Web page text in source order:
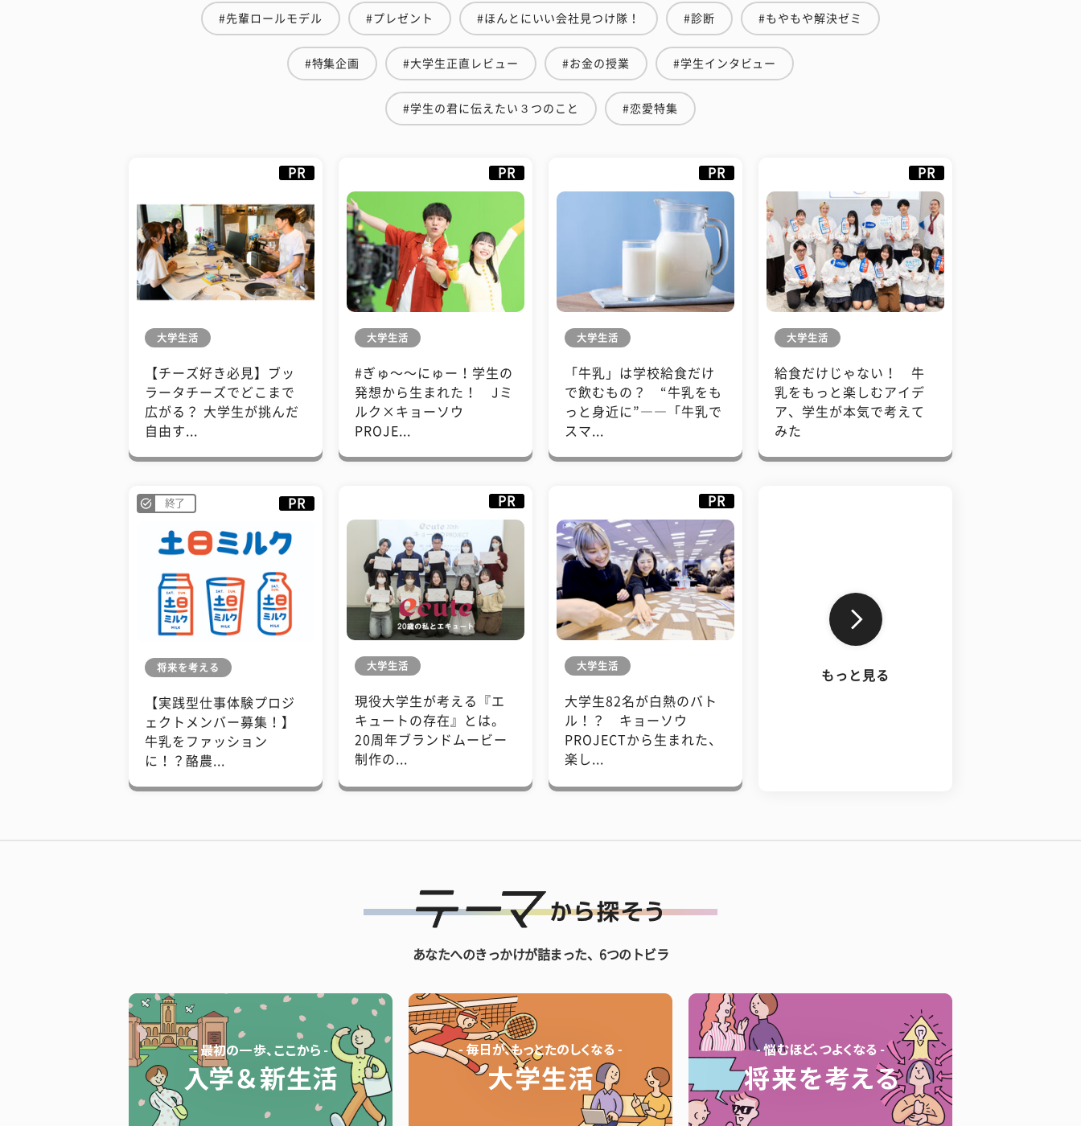
#先輩ロールモデル #プレゼント #ほんとにいい会社見つけ隊！ #診断 #もやもや解決ゼミ
#特集企画 #大学生正直レビュー #お金の授業 #学生インタビュー
#学生の君に伝えたい３つのこと #恋愛特集
PR
大学生活
【チーズ好き必見】ブッ
ラータチーズでどこまで
広がる？ 大学生が挑んだ
自由す...
PR
大学生活
#ぎゅ〜〜にゅー！学生の
発想から生まれた！ Jミ
ルク×キョーソウ
PROJE...
PR
大学生活
「牛乳」は学校給食だけ
で飲むもの？ “牛乳をも
っと身近に”――「牛乳で
スマ...
PR
大学生活
給食だけじゃない！ 牛
乳をもっと楽しむアイデ
ア、学生が本気で考えて
みた
終了 PR
将来を考える
【実践型仕事体験プロジ
ェクトメンバー募集！】
牛乳をファッション
に！？酪農...
PR
大学生活
現役大学生が考える『エ
キュートの存在』とは。
20周年ブランドムービー
制作の...
PR
大学生活
大学生82名が白熱のバト
ル！？ キョーソウ
PROJECTから生まれた、
楽し...
もっと見る
あなたへのきっかけが詰まった、6つのトビラ